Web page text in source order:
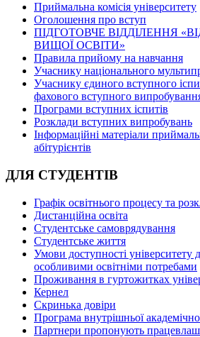
Приймальна комісія університету
Оголошення про вступ
ПІДГОТОВЧЕ ВІДДІЛЕННЯ
ВИЩОЇ ОСВІТИ»
Правила прийому на навчання
Учаснику національного
Учаснику єдиного вступного
фахового вступного
Програми вступних іспитів
Розклади вступних випробувань
Інформаційні матеріали
абітурієнтів
ДЛЯ СТУДЕНТІВ
Графік освітнього процесу та
Дистанційна освіта
Студентське самоврядування
Студентське життя
Умови доступності університету
особливими освітніми потребами
Проживання в гуртожитках
Кернел
Скринька довіри
Програма внутрішньої
Партнери пропонують